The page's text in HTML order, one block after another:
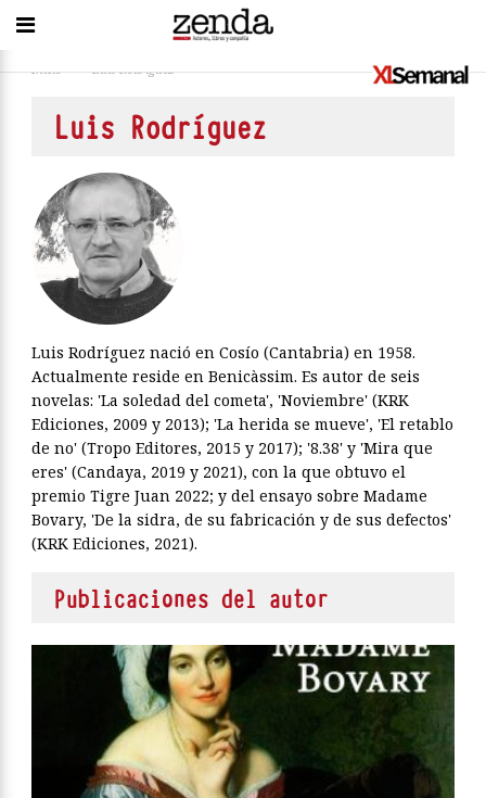
Inicio > Luis Rodríguez
Luis Rodríguez
Luis Rodríguez nació en Cosío (Cantabria) en 1958.
Actualmente reside en Benicàssim. Es autor de seis
novelas: 'La soledad del cometa', 'Noviembre' (KRK
Ediciones, 2009 y 2013); 'La herida se mueve', 'El retablo
de no' (Tropo Editores, 2015 y 2017); '8.38' y 'Mira que
eres' (Candaya, 2019 y 2021), con la que obtuvo el
premio Tigre Juan 2022; y del ensayo sobre Madame
Bovary, 'De la sidra, de su fabricación y de sus defectos'
(KRK Ediciones, 2021).
Publicaciones del autor